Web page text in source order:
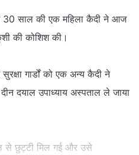
30 साल की एक महिला कैदी ने आज
की कोशिश की।
गार्डों को एक अन्य कैदी ने
दयाल उपाध्याय अस्पताल ले जाया
से छुट्टी मिल गई और उसे